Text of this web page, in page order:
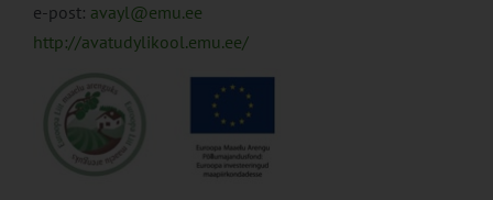
e-post: avayl@emu.ee
http://avatudylikool.emu.ee/